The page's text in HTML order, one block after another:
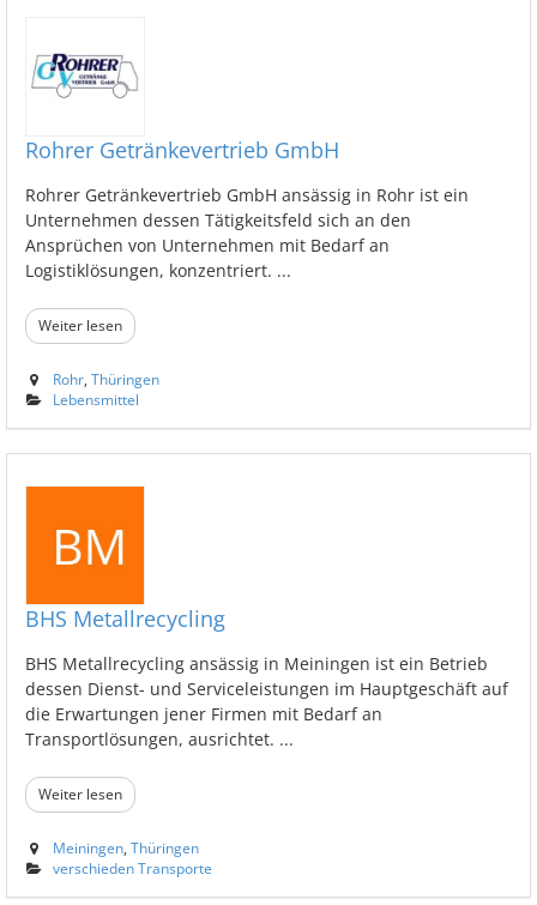
Rohrer Getränkevertrieb GmbH
Rohrer Getränkevertrieb GmbH ansässig in Rohr ist ein
Unternehmen dessen Tätigkeitsfeld sich an den
Ansprüchen von Unternehmen mit Bedarf an
Logistiklösungen, konzentriert. ...
Weiter lesen
Rohr, Thüringen
Lebensmittel
BHS Metallrecycling
BHS Metallrecycling ansässig in Meiningen ist ein Betrieb
dessen Dienst- und Serviceleistungen im Hauptgeschäft auf
die Erwartungen jener Firmen mit Bedarf an
Transportlösungen, ausrichtet. ...
Weiter lesen
Meiningen Thüringen
verschieden Transporte